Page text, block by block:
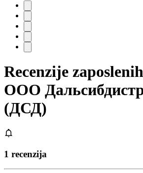
Recenzije
ООО
(ДСД)
1 recenzija